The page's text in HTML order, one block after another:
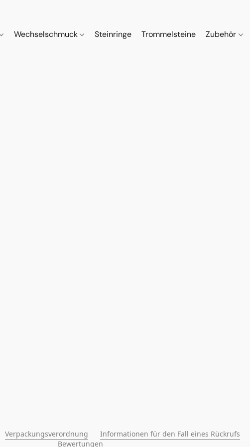
Wechselschmuck Steinringe Trommelsteine Zubehör
Verpackungsverordnung Informationen für den Fall eines Rückrufs
Bewertungen